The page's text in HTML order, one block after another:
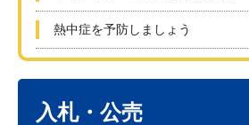
熱中症を予防しましょう
入札・公売